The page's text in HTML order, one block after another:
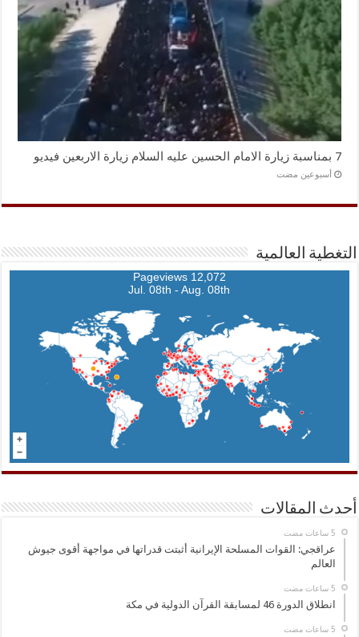
7 بمناسبة زيارة الامام الحسين عليه السلام زيارة الاربعين فيديو
‏أسبوعين مضت
التغطية العالمية
12,072 Pageviews
Jul. 08th - Aug. 08th
أحدث المقالات
عراقجي: القوات المسلحة الإيرانية أثبتت قدراتها في مواجهة أقوى جيوش
العالم
انطلاق الدورة 46 لمسابقة القرآن الدولية في مكة